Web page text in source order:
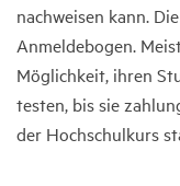
nachweisen kann.
Anmeldebogen.
Möglichkeit, ihren
testen, bis sie
der Hochschulkurs